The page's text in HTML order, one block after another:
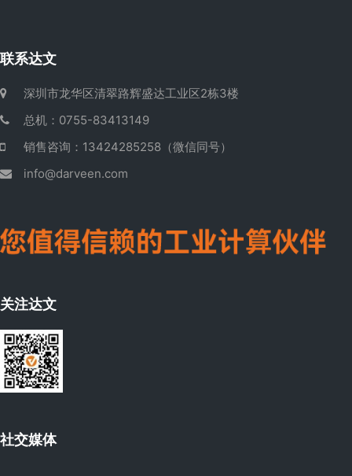
联系达文
深圳市龙华区清翠路辉盛达工业区2栋3楼
总机：0755-83413149
销售咨询：13424285258（微信同号）
info@darveen.com
关注达文
社交媒体